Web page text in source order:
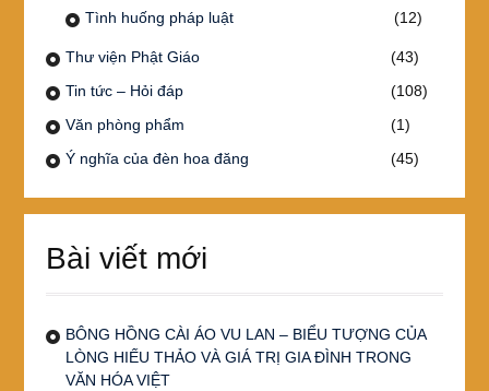
Tình huống pháp luật
(12)
Thư viện Phật Giáo
(43)
Tin tức – Hỏi đáp
(108)
Văn phòng phẩm
(1)
Ý nghĩa của đèn hoa đăng
(45)
Bài viết mới
BÔNG HỒNG CÀI ÁO VU LAN – BIỂU TƯỢNG CỦA
LÒNG HIẾU THẢO VÀ GIÁ TRỊ GIA ĐÌNH TRONG
VĂN HÓA VIỆT